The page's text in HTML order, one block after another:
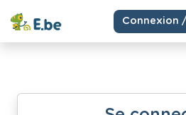
Connexion